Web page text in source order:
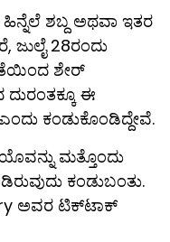
ಶಬ್ದ ಅಥವಾ ಇತರ
ಜುಲೈ 28ರಂದು
ಶೇರ್
ಈ
ಕಂಡುಕೊಂಡಿದ್ದೇವೆ.
ಮತ್ತೊಂದು
ಕಂಡುಬಂತು.
ಅವರ ಟಿಕ್‌ಟಾಕ್